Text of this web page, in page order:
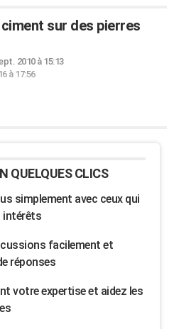
sur des pierres
2010 à 15:13
à 17:56
QUELQUES CLICS
simplement avec ceux qui
intérêts
facilement et
réponses
votre expertise et aidez les